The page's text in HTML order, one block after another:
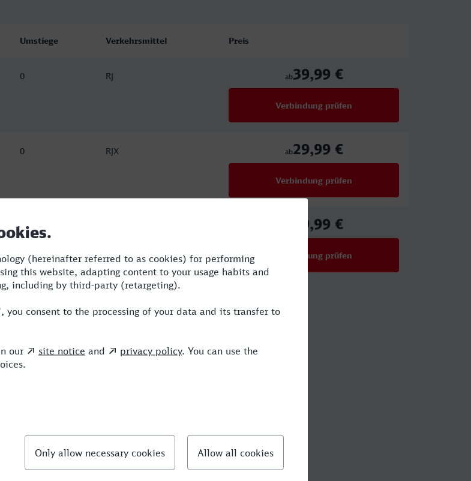
Umstiege Verkehrsmittel Preis
0 RJ ab39,99 €
Verbindung prüfen
0 RJX ab29,99 €
Verbindung prüfen
29,99 €
Verbindung prüfen
nach Prag - die Goldene Stadt erwartet
dort ein fantastisches Wochenende. Die tschechische
Metropole entwickelt, die es zu entdecken gilt. Warum
der hundert Türme" bezeichnet wird, erschließt sich ganz
vom Berg Hradschin aus anschauen: Die Einflüsse des Barocks